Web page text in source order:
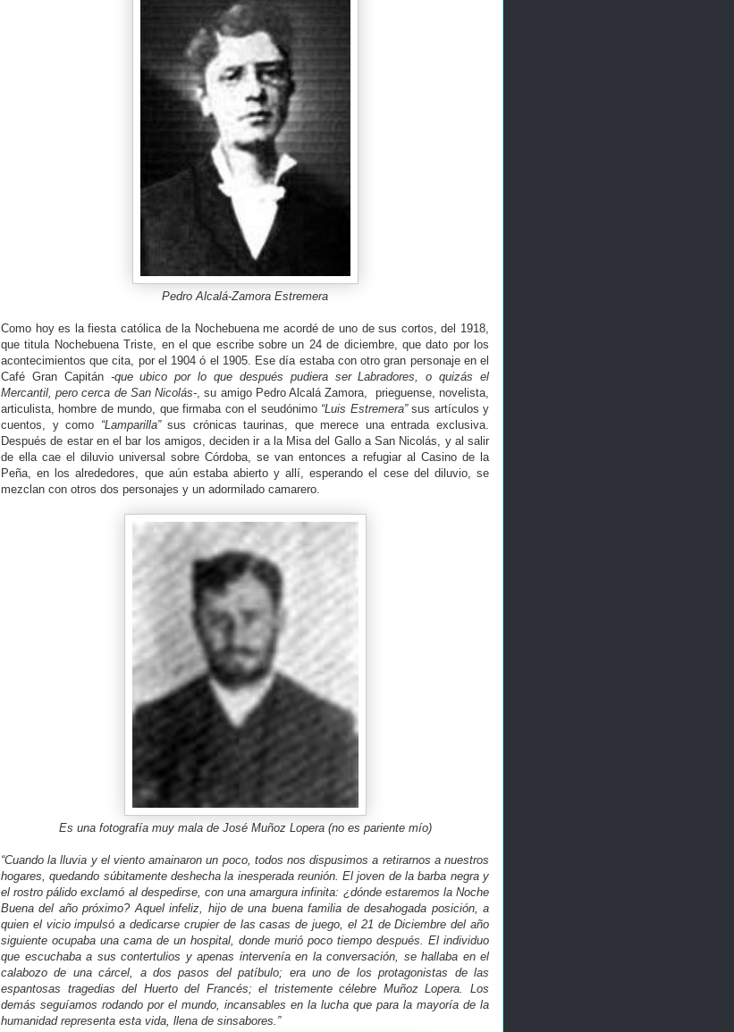
Pedro Alcalá-Zamora Estremera
Como hoy es la fiesta católica de la Nochebuena me acordé de uno de sus cortos, del 1918,
que titula Nochebuena Triste, en el que escribe sobre un 24 de diciembre, que dato por los
acontecimientos que cita, por el 1904 ó el 1905. Ese día estaba con otro gran personaje en el
Café Gran Capitán -que ubico por lo que después pudiera ser Labradores, o quizás el
Mercantil, pero cerca de San Nicolás-, su amigo Pedro Alcalá Zamora, prieguense, novelista,
articulista, hombre de mundo, que firmaba con el seudónimo “Luis Estremera”sus artículos y
cuentos, y como “Lamparilla”sus crónicas taurinas, que merece una entrada exclusiva.
Después de estar en el bar los amigos, deciden ir a la Misa del Gallo a San Nicolás, y al salir
de ella cae el diluvio universal sobre Córdoba, se van entonces a refugiar al Casino de la
Peña, en los alrededores, que aún estaba abierto y allí, esperando el cese del diluvio, se
mezclan con otros dos personajes y un adormilado camarero.
Es una fotografía muy mala de José Muñoz Lopera (no es pariente mío)
“Cuando la lluvia y el viento amainaron un poco, todos nos dispusimos a retirarnos a nuestros
hogares, quedando súbitamente deshecha la inesperada reunión. El joven de la barba negra y
el rostro pálido exclamó al despedirse, con una amargura infinita: ¿dónde estaremos la Noche
Buena del año próximo? Aquel infeliz, hijo de una buena familia de desahogada posición, a
quien el vicio impulsó a dedicarse crupier de las casas de juego, el 21 de Diciembre del año
siguiente ocupaba una cama de un hospital, donde murió poco tiempo después. El individuo
que escuchaba a sus contertulios y apenas intervenía en la conversación, se hallaba en el
calabozo de una cárcel, a dos pasos del patíbulo; era uno de los protagonistas de las
espantosas tragedias del Huerto del Francés; el tristemente célebre Muñoz Lopera. Los
demás seguíamos rodando por el mundo, incansables en la lucha que para la mayoría de la
humanidad representa esta vida, llena de sinsabores.”